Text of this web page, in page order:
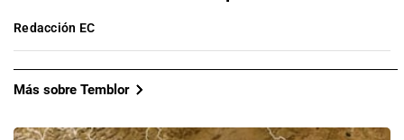
Redacción EC
Más sobre Temblor